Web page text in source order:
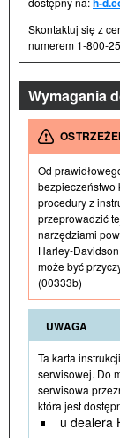
Skontaktuj się z
numerem 1-800-
Wymagania
Od
bezpieczeństwo
procedury z
przeprowadzić
narzędziami
Harley-
może być
(00333b)
UWAGA
Ta karta
serwisowej. Do
serwisowa
która jest
u dealera